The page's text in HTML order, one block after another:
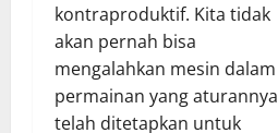
kontraproduktif. Kita tidak
akan pernah bisa
mengalahkan mesin dalam
permainan yang aturannya
telah ditetapkan untuk